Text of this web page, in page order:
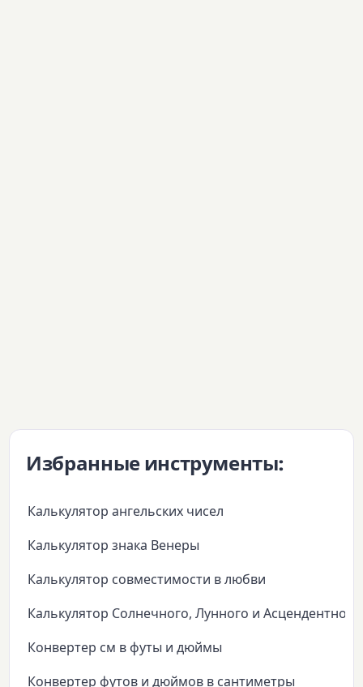
Избранные инструменты:
Калькулятор ангельских чисел
Калькулятор знака Венеры
Калькулятор совместимости в любви
Калькулятор Солнечного, Лунного и Асцендентного
Конвертер см в футы и дюймы
Конвертер футов и дюймов в сантиметры